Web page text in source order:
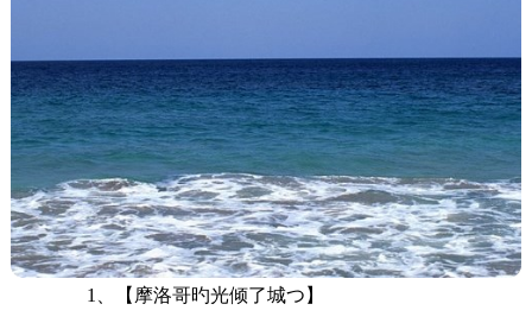
1、【摩洛哥旳光倾了城つ】